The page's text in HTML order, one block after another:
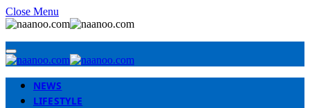
Close Menu
NEWS
LIFESTYLE